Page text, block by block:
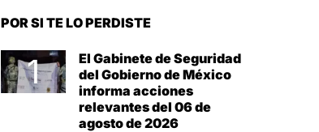
POR SI TE LO PERDISTE
El Gabinete de Seguridad
del Gobierno de México
informa acciones
relevantes del 06 de
agosto de 2026